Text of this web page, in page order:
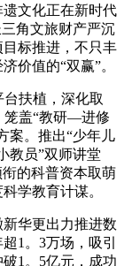
文化正在新时代
角文旅财产严沉
标推进，不只丰
价值的“双赢”。
扶植，深化取
笼盖“教研—进修
案。推出“少年儿
教员”双师讲堂
的科普资本取萌
学教育计谋。
华更出力推进数
1。3万场，吸引
1。5亿元，成功